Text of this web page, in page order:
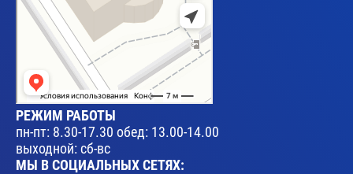
РЕЖИМ РАБОТЫ
пн-пт: 8.30-17.30 обед: 13.00-14.00
выходной: сб-вс
МЫ В СОЦИАЛЬНЫХ СЕТЯХ: